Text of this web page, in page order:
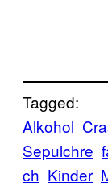
Tagged:
Alkohol
Sepulchre
ch Kinder